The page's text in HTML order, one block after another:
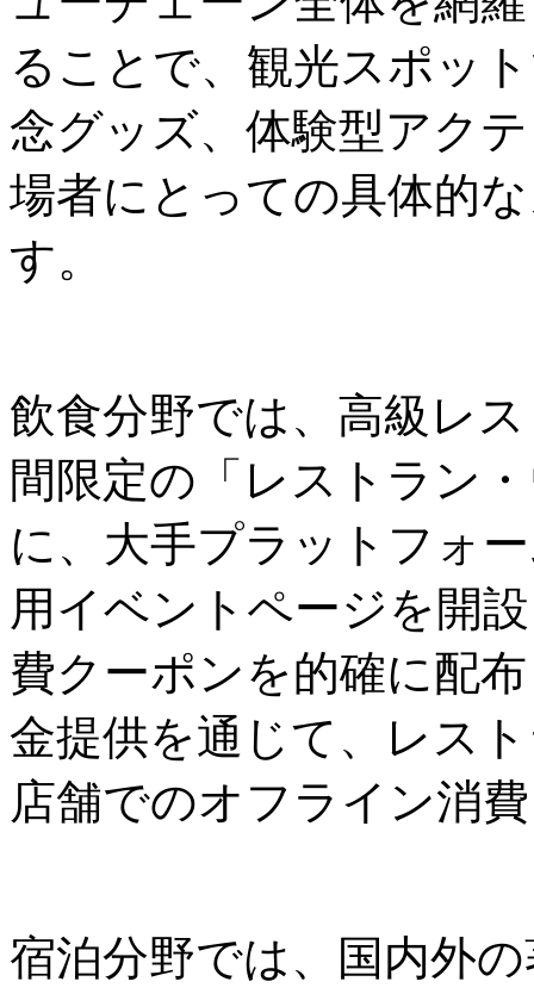
ることで、観光スポッ
念グッズ、体験型アク
場者にとっての具体的
す。
飲食分野では、高級レ
間限定の「レストラン
に、大手プラットフォ
用イベントページを開
費クーポンを的確に配
金提供を通じて、レス
店舗でのオフライン消
宿泊分野では、国内外